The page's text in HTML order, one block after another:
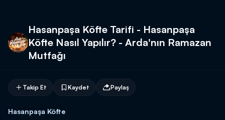
Hasanpaşa Köfte Tarifi - Hasanpaşa
Köfte Nasıl Yapılır? - Arda'nın Ramazan
Mutfağı
Takip Et Kaydet Paylaş
Hasanpaşa Köfte